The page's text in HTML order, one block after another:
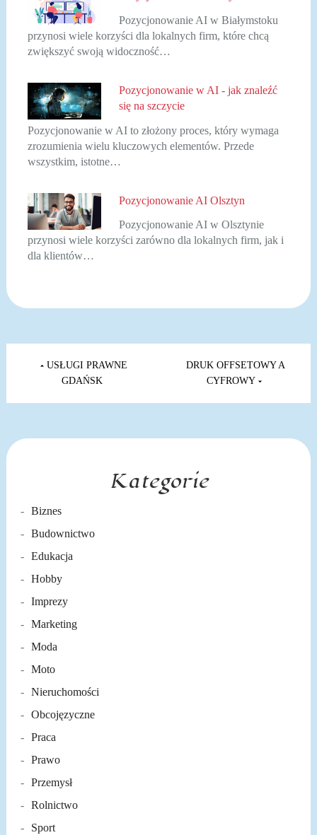
Pozycjonowanie AI w Białymstoku
przynosi wiele korzyści dla lokalnych firm, które chcą
zwiększyć swoją widoczność…
Pozycjonowanie w AI - jak znaleźć
się na szczycie
Pozycjonowanie w AI to złożony proces, który wymaga
zrozumienia wielu kluczowych elementów. Przede
wszystkim, istotne…
Pozycjonowanie AI Olsztyn
Pozycjonowanie AI w Olsztynie
przynosi wiele korzyści zarówno dla lokalnych firm, jak i
dla klientów…
Nawigacja
wpisu
USŁUGI PRAWNE
GDAŃSK
DRUK OFFSETOWY A
CYFROWY
Kategorie
Biznes
Budownictwo
Edukacja
Hobby
Imprezy
Marketing
Moda
Moto
Nieruchomości
Obcojęzyczne
Praca
Prawo
Przemysł
Rolnictwo
Sport